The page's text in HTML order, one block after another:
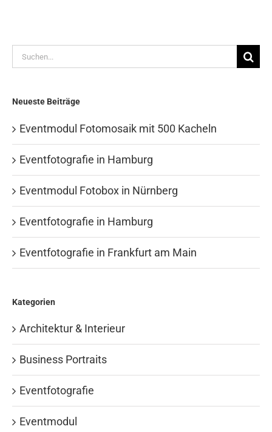
Suche
nach:
Neueste Beiträge
Eventmodul Fotomosaik mit 500 Kacheln
Eventfotografie in Hamburg
Eventmodul Fotobox in Nürnberg
Eventfotografie in Hamburg
Eventfotografie in Frankfurt am Main
Kategorien
Architektur & Interieur
Business Portraits
Eventfotografie
Eventmodul